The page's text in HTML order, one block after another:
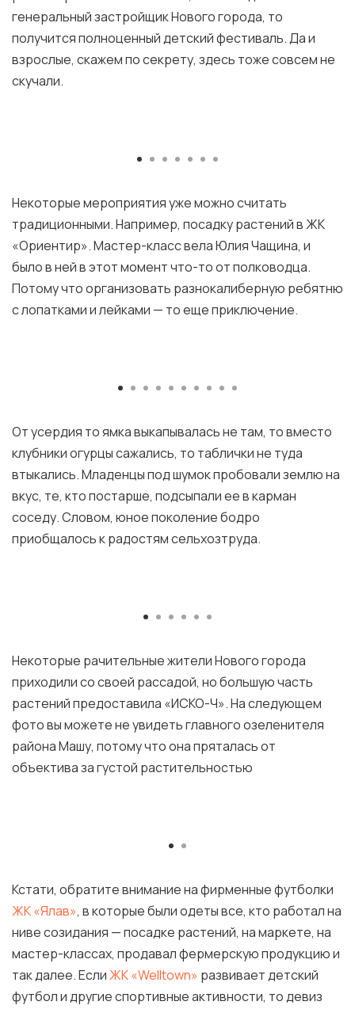
генеральный застройщик Нового города, то
получится полноценный детский фестиваль. Да и
взрослые, скажем по секрету, здесь тоже совсем не
скучали.
Некоторые мероприятия уже можно считать
традиционными. Например, посадку растений в ЖК
«Ориентир». Мастер-класс вела Юлия Чащина, и
было в ней в этот момент что-то от полководца.
Потому что организовать разнокалиберную ребятню
с лопатками и лейками — то еще приключение.
От усердия то ямка выкапывалась не там, то вместо
клубники огурцы сажались, то таблички не туда
втыкались. Младенцы под шумок пробовали землю на
вкус, те, кто постарше, подсыпали ее в карман
соседу. Словом, юное поколение бодро
приобщалось к радостям сельхозтруда.
Некоторые рачительные жители Нового города
приходили со своей рассадой, но большую часть
растений предоставила «ИСКО-Ч». На следующем
фото вы можете не увидеть главного озеленителя
района Машу, потому что она пряталась от
объектива за густой растительностью
Кстати, обратите внимание на фирменные футболки
ЖК «Ялав», в которые были одеты все, кто работал на
ниве созидания — посадке растений, на маркете, на
мастер-классах, продавал фермерскую продукцию и
так далее. ЕслиЖК «Welltown» развивает детский
футбол и другие спортивные активности, то девиз